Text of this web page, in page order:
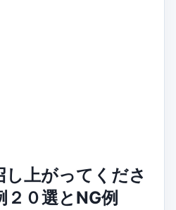
上がってくださ
０選とNG例